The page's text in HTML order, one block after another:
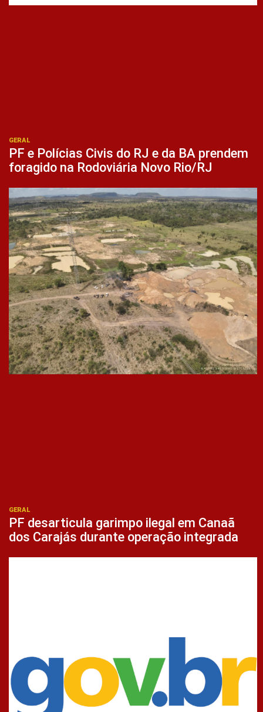
GERAL
PF e Polícias Civis do RJ e da BA prendem
foragido na Rodoviária Novo Rio/RJ
GERAL
PF desarticula garimpo ilegal em Canaã
dos Carajás durante operação integrada